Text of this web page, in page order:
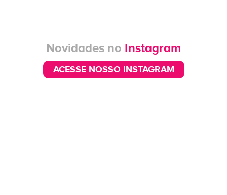
Novidades no Instagram
ACESSE NOSSO INSTAGRAM